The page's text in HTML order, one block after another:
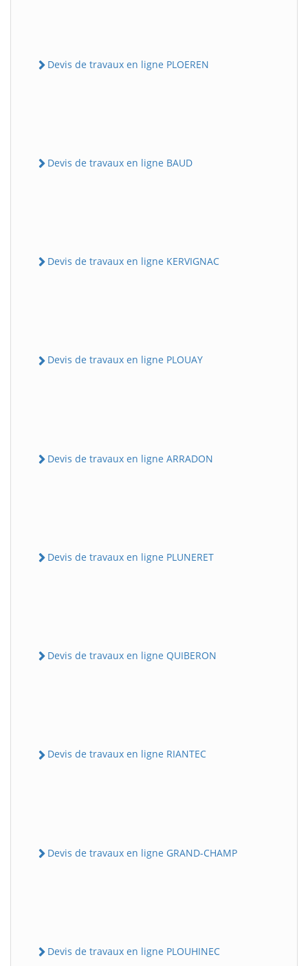
Devis de travaux en ligne PLOEREN
Devis de travaux en ligne BAUD
Devis de travaux en ligne KERVIGNAC
Devis de travaux en ligne PLOUAY
Devis de travaux en ligne ARRADON
Devis de travaux en ligne PLUNERET
Devis de travaux en ligne QUIBERON
Devis de travaux en ligne RIANTEC
Devis de travaux en ligne GRAND-CHAMP
Devis de travaux en ligne PLOUHINEC